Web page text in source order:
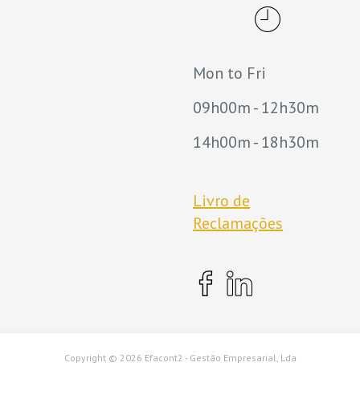
Mon to Fri
09h00m - 12h30m
14h00m - 18h30m
Livro de
Reclamações
Copyright © 2026 Efacont2 - Gestão Empresarial, Lda